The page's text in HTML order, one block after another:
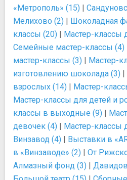
«Метрополь» (15) |
Мелихово (2) | Шоколадная
классы (20) | Мастер-классы
Семейные мастер-классы (4)
мастер-классы (3) | Мастер-
изготовлению шоколада (3) |
взрослых (14) | Мастер-
Мастер-классы для детей и
классы в выходные (9) |
девочек (4) | Мастер-классы
Винзавод (4) | Выставки в
в «Винзаводе» (2) | От
Алмазный фонд (3) |